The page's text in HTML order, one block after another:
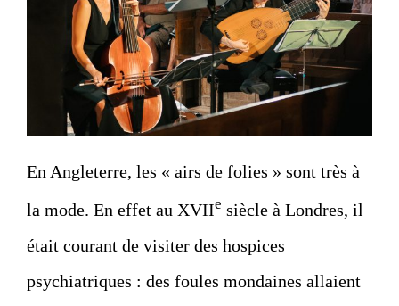
En Angleterre, les « airs de folies » sont très à
la mode. En effet au XVIIe siècle à Londres, il
était courant de visiter des hospices
psychiatriques : des foules mondaines allaient